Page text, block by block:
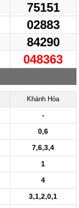
75151
02883
84290
048363
Khánh Hòa
-
0,6
7,6,3,4
1
4
3,1,2,0,1